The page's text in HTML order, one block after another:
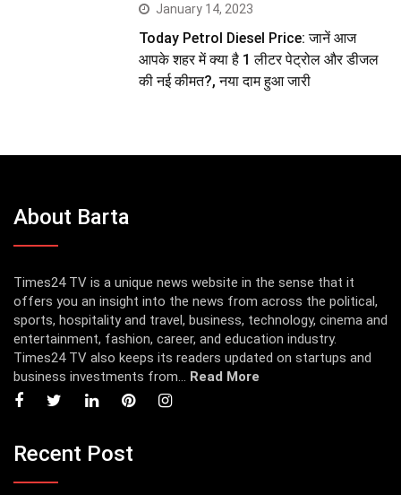
January 14, 2023
Today Petrol Diesel Price: जानें आज
आपके शहर में क्या है 1 लीटर पेट्रोल और डीजल
की नई कीमत?, नया दाम हुआ जारी
About Barta
Times24 TV is a unique news website in the sense that it
offers you an insight into the news from across the political,
sports, hospitality and travel, business, technology, cinema and
entertainment, fashion, career, and education industry.
Times24 TV also keeps its readers updated on startups and
business investments from... Read More
Recent Post